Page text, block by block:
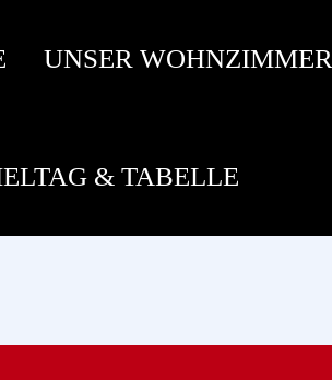
UNSER WOHNZIMMER
& TABELLE